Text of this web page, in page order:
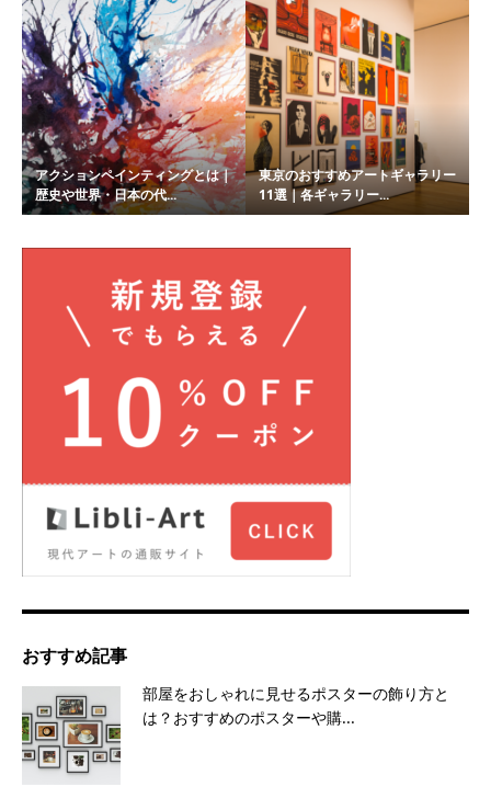
アクションペインティングとは｜
歴史や世界・日本の代...
東京のおすすめアートギャラリー
11選｜各ギャラリー...
おすすめ記事
部屋をおしゃれに見せるポスターの飾り方と
は？おすすめのポスターや購...